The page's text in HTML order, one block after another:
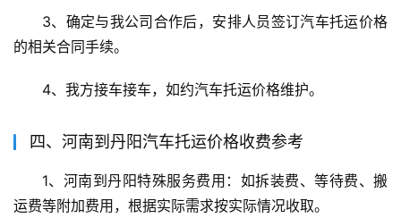
3、确定与我公司合作后，安排人员签订汽车托运价格
的相关合同手续。
4、我方接车接车，如约汽车托运价格维护。
四、河南到丹阳汽车托运价格收费参考
1、河南到丹阳特殊服务费用：如拆装费、等待费、搬
运费等附加费用，根据实际需求按实际情况收取。